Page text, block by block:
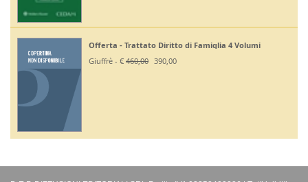
Offerta - Trattato Diritto di Famiglia 4 Volumi
Giuffrè - € 460,00 390,00